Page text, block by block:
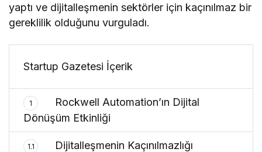
yaptı ve dijitalleşmenin sektörler için kaçınılmaz bir
gereklilik olduğunu vurguladı.
Startup Gazetesi İçerik
1
Rockwell Automation’ın Dijital
Dönüşüm Etkinliği
1.1 Dijitalleşmenin Kaçınılmazlığı